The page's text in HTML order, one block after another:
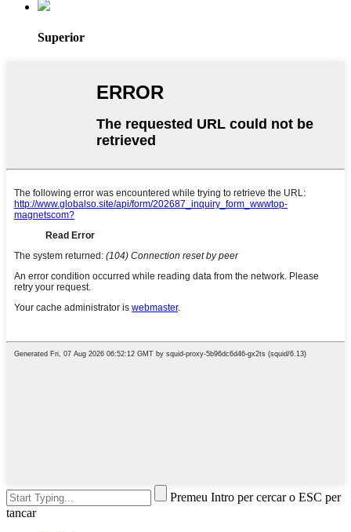
Superior
Premeu Intro per cercar o ESC per
tancar